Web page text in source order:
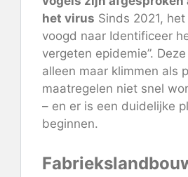
het virus Sinds 2021,
voogd naar Identificeer
vergeten epidemie”.
alleen maar klimmen als
maatregelen niet snel
– en er is een duidelijke
beginnen.